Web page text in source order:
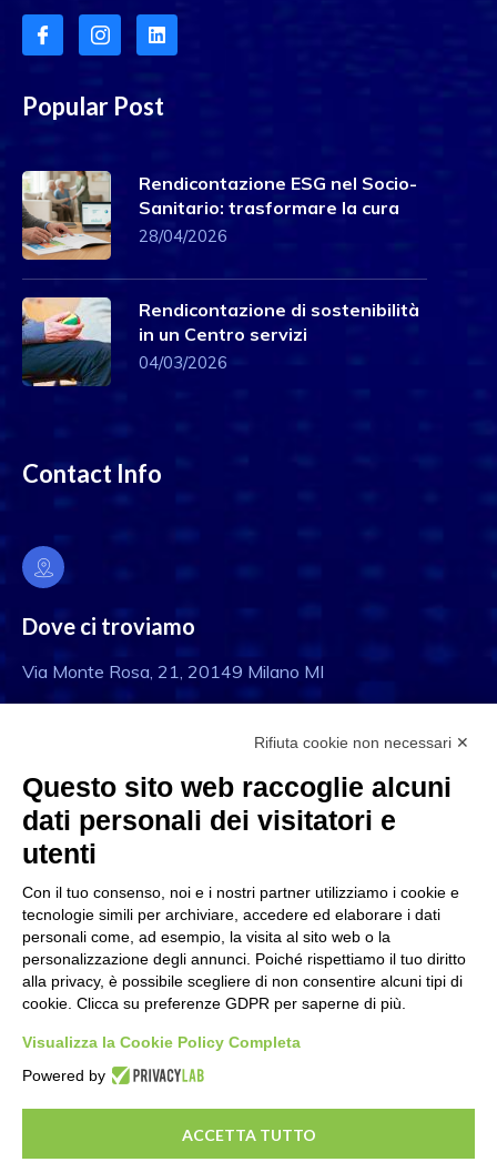
Popular Post
Rendicontazione ESG nel Socio-
Sanitario: trasformare la cura
28/04/2026
Rendicontazione di sostenibilità
in un Centro servizi
04/03/2026
Contact Info
Dove ci troviamo
Via Monte Rosa, 21, 20149 Milano MI
Email
info@eftilia.it
Telefono
Rifiuta cookie non necessari ✕
Questo sito web raccoglie alcuni
dati personali dei visitatori e
utenti
Con il tuo consenso, noi e i nostri partner utilizziamo i cookie e
tecnologie simili per archiviare, accedere ed elaborare i dati
personali come, ad esempio, la visita al sito web o la
personalizzazione degli annunci. Poiché rispettiamo il tuo diritto
alla privacy, è possibile scegliere di non consentire alcuni tipi di
cookie. Clicca su preferenze GDPR per saperne di più.
Visualizza la Cookie Policy Completa
Powered by
ACCETTA TUTTO